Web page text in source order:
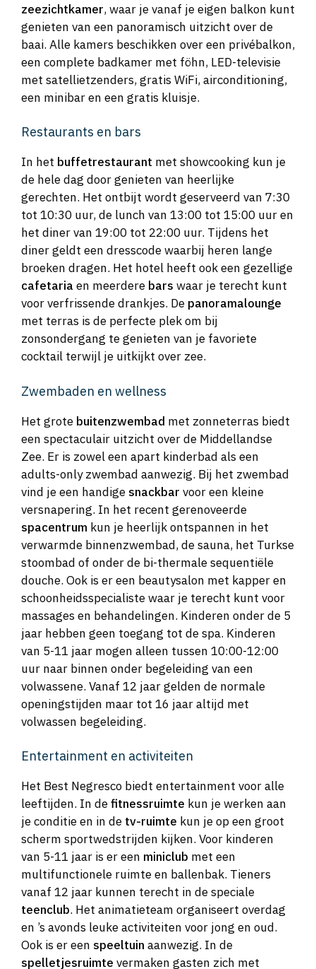
zeezichtkamer, waar je vanaf je eigen balkon kunt
genieten van een panoramisch uitzicht over de
baai. Alle kamers beschikken over een privébalkon,
een complete badkamer met föhn, LED-televisie
met satellietzenders, gratis WiFi, airconditioning,
een minibar en een gratis kluisje.
Restaurants en bars
In het buffetrestaurant met showcooking kun je
de hele dag door genieten van heerlijke
gerechten. Het ontbijt wordt geserveerd van 7:30
tot 10:30 uur, de lunch van 13:00 tot 15:00 uur en
het diner van 19:00 tot 22:00 uur. Tijdens het
diner geldt een dresscode waarbij heren lange
broeken dragen. Het hotel heeft ook een gezellige
cafetaria en meerdere bars waar je terecht kunt
voor verfrissende drankjes. De panoramalounge
met terras is de perfecte plek om bij
zonsondergang te genieten van je favoriete
cocktail terwijl je uitkijkt over zee.
Zwembaden en wellness
Het grote buitenzwembad met zonneterras biedt
een spectaculair uitzicht over de Middellandse
Zee. Er is zowel een apart kinderbad als een
adults-only zwembad aanwezig. Bij het zwembad
vind je een handige snackbar voor een kleine
versnapering. In het recent gerenoveerde
spacentrum kun je heerlijk ontspannen in het
verwarmde binnenzwembad, de sauna, het Turkse
stoombad of onder de bi-thermale sequentiële
douche. Ook is er een beautysalon met kapper en
schoonheidsspecialiste waar je terecht kunt voor
massages en behandelingen. Kinderen onder de 5
jaar hebben geen toegang tot de spa. Kinderen
van 5-11 jaar mogen alleen tussen 10:00-12:00
uur naar binnen onder begeleiding van een
volwassene. Vanaf 12 jaar gelden de normale
openingstijden maar tot 16 jaar altijd met
volwassen begeleiding.
Entertainment en activiteiten
Het Best Negresco biedt entertainment voor alle
leeftijden. In defitnessruimte kun je werken aan
je conditie en in de tv-ruimte kun je op een groot
scherm sportwedstrijden kijken. Voor kinderen
van 5-11 jaar is er een miniclub met een
multifunctionele ruimte en ballenbak. Tieners
vanaf 12 jaar kunnen terecht in de speciale
teenclub. Het animatieteam organiseert overdag
en ’s avonds leuke activiteiten voor jong en oud.
Ook is er een speeltuin aanwezig. In de
spelletjesruimte vermaken gasten zich met